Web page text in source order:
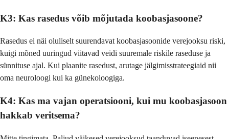
K3: Kas rasedus võib mõjutada koobasjasoone?
Rasedus ei näi oluliselt suurendavat koobasjasoonide verejooksu riski,
kuigi mõned uuringud viitavad veidi suuremale riskile raseduse ja
sünnituse ajal. Kui plaanite rasedust, arutage jälgimisstrateegiaid nii
oma neuroloogi kui ka günekoloogiga.
K4: Kas ma vajan operatsiooni, kui mu koobasjasoon
hakkab veritsema?